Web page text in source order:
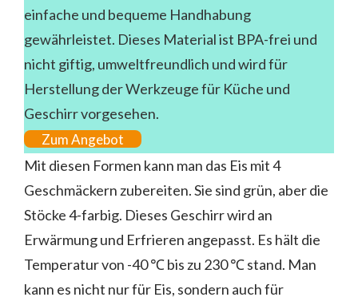
einfache und bequeme Handhabung
gewährleistet. Dieses Material ist BPA-frei und
nicht giftig, umweltfreundlich und wird für
Herstellung der Werkzeuge für Küche und
Geschirr vorgesehen.
Zum Angebot
Mit diesen Formen kann man das Eis mit 4
Geschmäckern zubereiten. Sie sind grün, aber die
Stöcke 4-farbig. Dieses Geschirr wird an
Erwärmung und Erfrieren angepasst. Es hält die
Temperatur von -40 ℃ bis zu 230 ℃ stand. Man
kann es nicht nur für Eis, sondern auch für